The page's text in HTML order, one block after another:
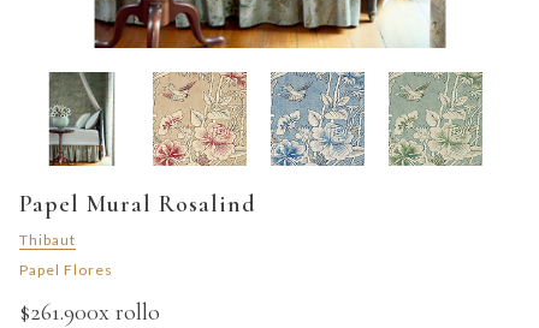
Papel Mural Rosalind
Thibaut
Papel Flores
$261.900x rollo